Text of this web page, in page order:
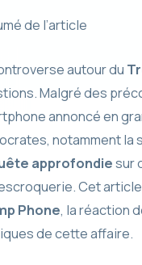
de l’article
autour du
Malgré des
annoncé en
notamment la
approfondiesur
Cet
Phone, la réaction
de cette affaire.